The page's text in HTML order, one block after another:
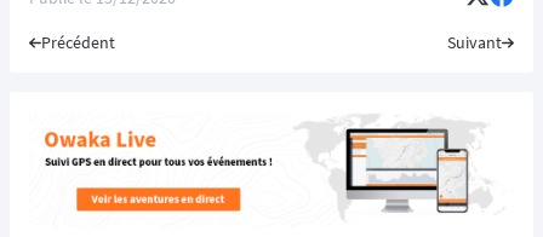
Précédent Suivant